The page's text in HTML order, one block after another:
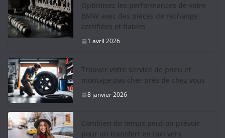
Optimisez les performances de votre
BMW avec des pièces de rechange
certifiées et fiables
1 avril 2026
Trouver votre service de pneu et
montage pas cher près de chez vous
8 janvier 2026
Combien de temps peut-on prévoir
pour un transfert en taxi vers